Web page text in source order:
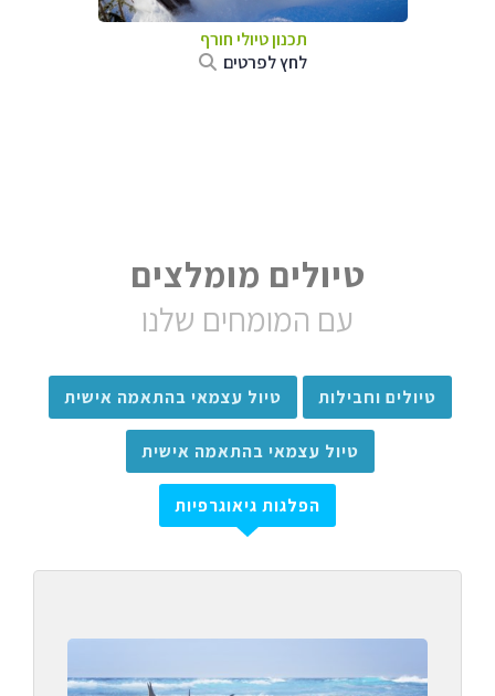
תכנון טיולי חורף
לחץ לפרטים
טיולים מומלצים
עם המומחים שלנו
טיולים וחבילות טיול עצמאי בהתאמה אישית
טיול עצמאי בהתאמה אישית
הפלגות גיאוגרפיות